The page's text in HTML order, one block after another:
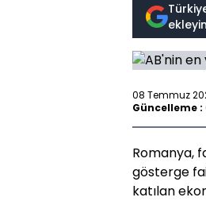
ekleyin
08 Temmuz
Güncelleme :
Romanya,
gösterge
katılan